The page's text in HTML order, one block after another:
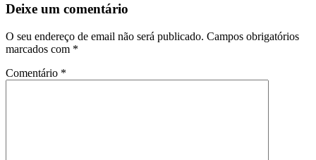
Deixe um comentário
O seu endereço de email não será publicado. Campos obrigatórios
marcados com *
Comentário *